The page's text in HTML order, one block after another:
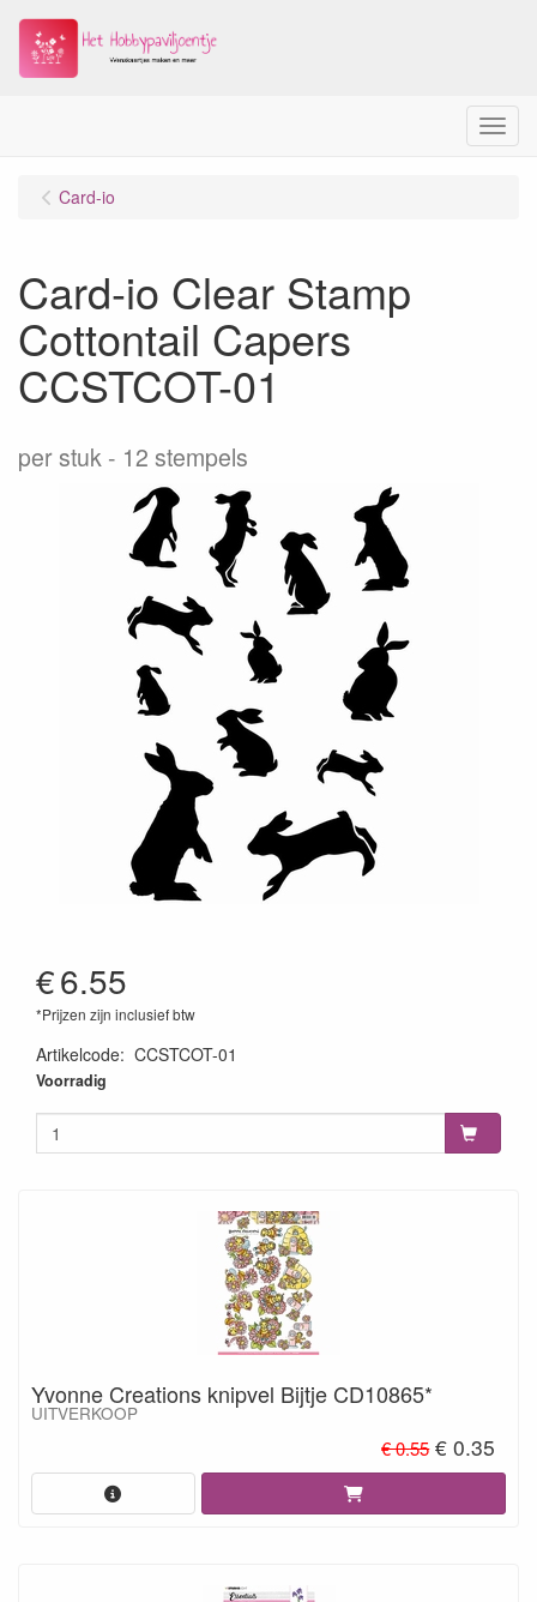
Menu
Card-io
Card-io Clear Stamp
Cottontail Capers
CCSTCOT-01
per stuk 12 stempels
€6.55
*Prijzen zijn inclusief btw
Artikelcode: CCSTCOT-01
5060389331466
Voorradig
Yvonne Creations knipvel Bijtje CD10865*
UITVERKOOP
€ 0.55€ 0.35